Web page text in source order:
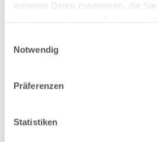
weiteren Daten zusammen, die
Notwendig
Präferenzen
Statistiken
Lieferung in ca. 3-6 Arbeitstagen